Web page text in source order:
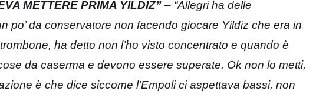
METTERE PRIMA YILDIZ” – “Allegri ha delle
po’ da conservatore non facendo giocare Yildiz che era in
ha detto non l’ho visto concentrato e quando è
da caserma e devono essere superate. Ok non lo metti,
è che dice siccome l’Empoli ci aspettava bassi, non